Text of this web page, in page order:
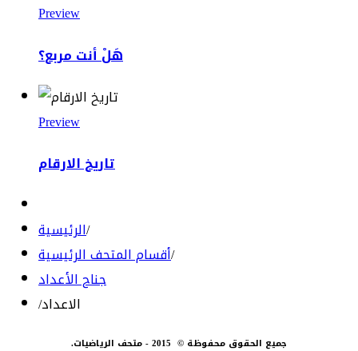
Preview
هَلْ أنت مربع؟
Preview
تاريخ الارقام
الرئيسية/
أقسام المتحف الرئيسية/
جناح الأعداد
/الاعداد
جميع الحقوق محفوظة © 2015 - متحف الرياضيات.